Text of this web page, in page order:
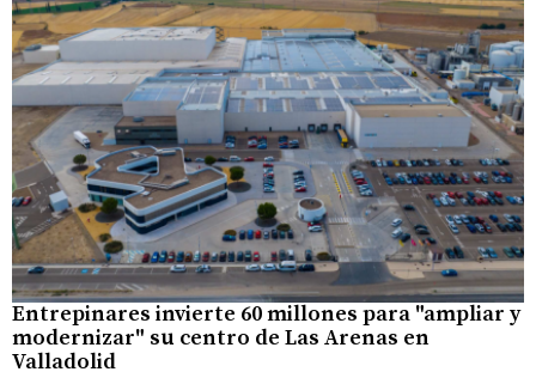
Entrepinares invierte 60 millones para "ampliar y
modernizar" su centro de Las Arenas en
Valladolid